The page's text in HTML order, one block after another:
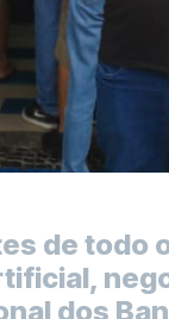
de todo
dos